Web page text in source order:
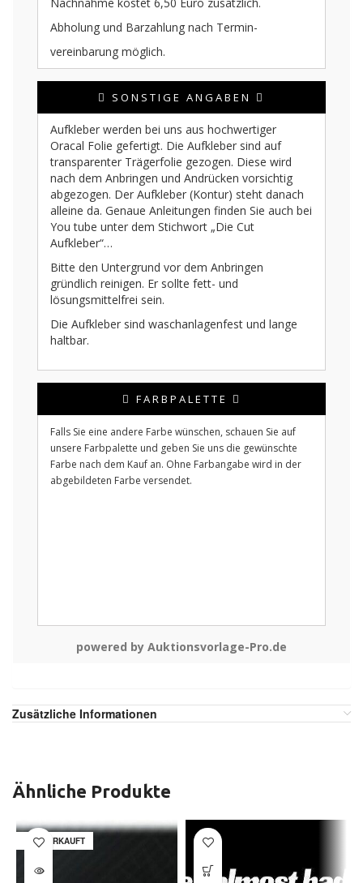
Nachnahme kostet 6,50 Euro zusätzlich.
Abholung und Barzahlung nach Termin-
vereinbarung möglich.
SONSTIGE ANGABEN
Aufkleber werden bei uns aus hochwertiger
Oracal Folie gefertigt. Die Aufkleber sind auf
transparenter Trägerfolie gezogen. Diese wird
nach dem Anbringen und Andrücken vorsichtig
abgezogen. Der Aufkleber (Kontur) steht danach
alleine da. Genaue Anleitungen finden Sie auch bei
You tube unter dem Stichwort „Die Cut
Aufkleber“…
Bitte den Untergrund vor dem Anbringen
gründlich reinigen. Er sollte fett- und
lösungsmittelfrei sein.
Die Aufkleber sind waschanlagenfest und lange
haltbar.
FARBPALETTE
Falls Sie eine andere Farbe wünschen, schauen Sie auf
unsere Farbpalette und geben Sie uns die gewünschte
Farbe nach dem Kauf an. Ohne Farbangabe wird in der
abgebildeten Farbe versendet.
powered by Auktionsvorlage-Pro.de
Zusätzliche Informationen
Ähnliche Produkte
AUSVERKAUFT